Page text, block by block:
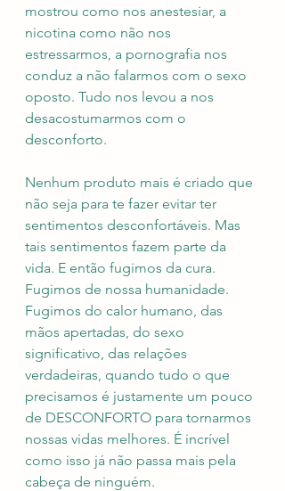
mostrou como nos anestesiar, a
nicotina como não nos
estressarmos, a pornografia nos
conduz a não falarmos com o sexo
oposto. Tudo nos levou a nos
desacostumarmos com o
desconforto.
Nenhum produto mais é criado que
não seja para te fazer evitar ter
sentimentos desconfortáveis. Mas
tais sentimentos fazem parte da
vida. E então fugimos da cura.
Fugimos de nossa humanidade.
Fugimos do calor humano, das
mãos apertadas, do sexo
significativo, das relações
verdadeiras, quando tudo o que
precisamos é justamente um pouco
de DESCONFORTO para tornarmos
nossas vidas melhores. É incrível
como isso já não passa mais pela
cabeça de ninguém.